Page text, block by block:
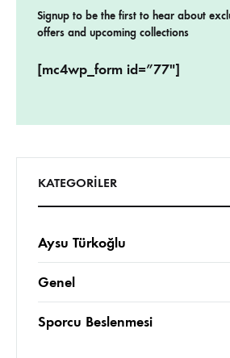
Signup to be the first to hear about
offers and upcoming collections
[mc4wp_form id=”77″]
KATEGORILER
Aysu Türkoğlu
Genel
Sporcu Beslenmesi